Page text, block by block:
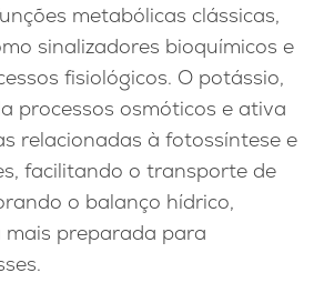
metabólicas clássicas,
sinalizadores bioquímicos e
fisiológicos. O potássio,
processos osmóticos e ativa
relacionadas à fotossíntese e
facilitando o transporte de
o balanço hídrico,
preparada para